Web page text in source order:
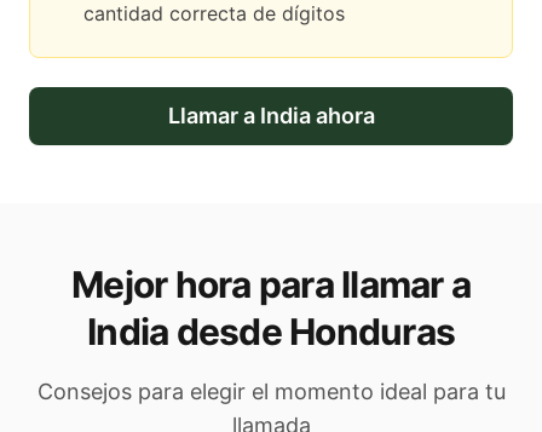
cantidad correcta de dígitos
Llamar a Indiaahora
Mejor hora para llamar a
India desde Honduras
Consejos para elegir el momento ideal para tu
llamada